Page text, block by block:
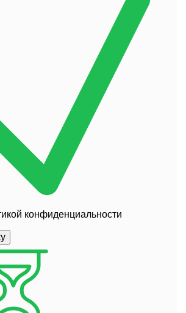
конфиденциальности